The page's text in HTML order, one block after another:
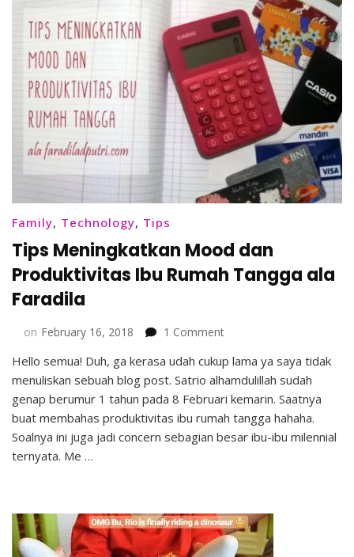
Family, Technology, Tips
Tips Meningkatkan Mood dan
Produktivitas Ibu Rumah Tangga ala
Faradila
on February 16, 2018 1 Commenton
Meningkatkan
Mood
dan
Produktivitas
Hello semua! Duh, ga kerasa udah cukup lama ya saya tidak
menuliskan sebuah blog post. Satrio alhamdulillah sudah
genap berumur 1 tahun pada 8 Februari kemarin. Saatnya
buat membahas produktivitas ibu rumah tangga hahaha.
Soalnya ini juga jadi concern sebagian besar ibu-ibu milennial
ternyata. Me …